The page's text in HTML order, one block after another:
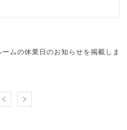
ムの休業日のお知らせを掲載しま